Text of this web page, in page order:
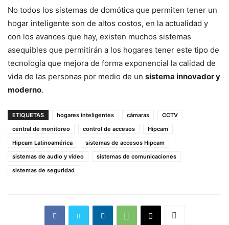
No todos los sistemas de domótica que permiten tener un
hogar inteligente son de altos costos, en la actualidad y
con los avances que hay, existen muchos sistemas
asequibles que permitirán a los hogares tener este tipo de
tecnología que mejora de forma exponencial la calidad de
vida de las personas por medio de un sistema innovador y
moderno.
ETIQUETAS hogares inteligentes cámaras
CCTV
central de monitoreo
control de accesos
Hipcam
Hipcam Latinoamérica
sistemas de accesos Hipcam
sistemas de audio y video
sistemas de comunicaciones
sistemas de seguridad